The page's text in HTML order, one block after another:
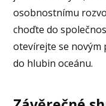
osobnostnímu
choďte do
otevírejte se novým
do hlubin oceánu.